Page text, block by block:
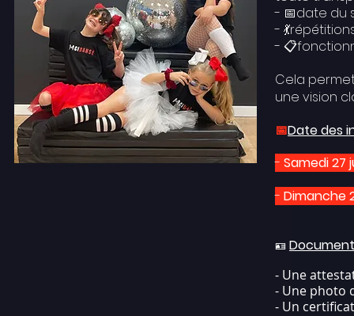
- 📅date du
-
-
Cela
une vision
📅Date des
- Samedi 27
- Dimanche
🪪
- Une
- Une photo
- Un